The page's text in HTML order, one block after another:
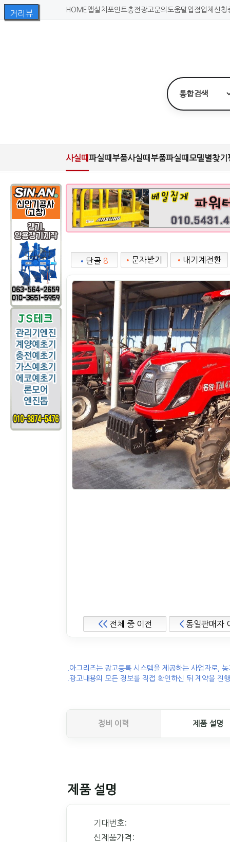
HOME 앱설치 포인트충전 광고문의 도움말입점업체신청
사실때파실때 부품사실때 부품파실때 모델별찾기
• 단골 8 • 문자받기 • 내기계전환
<<전체 중 이전 < 동일판매자
.아그리즈는 광고등록 시스템을 제공하는 사업자로,
.광고내용의 모든 정보를 직접 확인하신 뒤 계약을 진
정비 이력 제품 설명
제품 설명
기대번호:
신제품가격: